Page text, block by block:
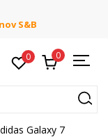
S&B
0 0
Galaxy 7